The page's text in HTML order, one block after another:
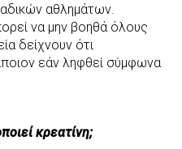
αθλημάτων.
να μην βοηθά όλους
δείχνουν ότι
εάν ληφθεί σύμφωνα
κρεατίνη;